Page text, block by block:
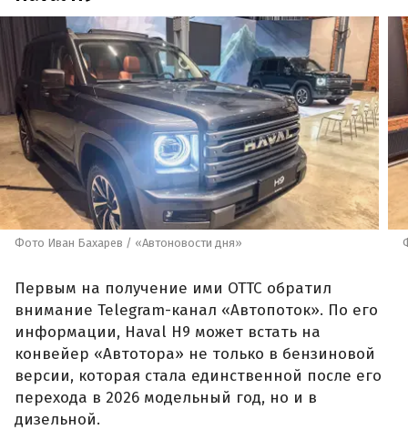
Фото Иван Бахарев / «Автоновости дня»
Первым на получение ими ОТТС обратил
внимание Telegram-канал «Автопоток». По его
информации, Haval H9 может встать на
конвейер «Автотора» не только в бензиновой
версии, которая стала единственной после его
перехода в 2026 модельный год, но и в
дизельной.